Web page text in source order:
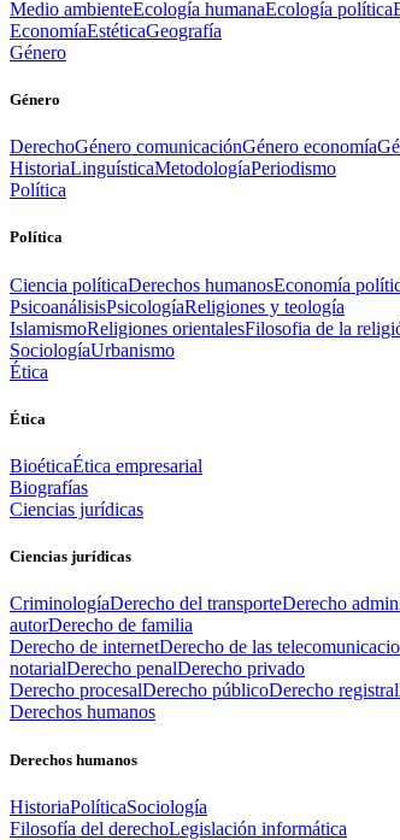
Medio ambienteEcología humanaEcología política
EconomíaEstéticaGeografía
Género
Género
DerechoGénero comunicaciónGénero economía
HistoriaLinguísticaMetodologíaPeriodismo
Política
Política
Ciencia políticaDerechos humanosEconomía
PsicoanálisisPsicologíaReligiones y teología
IslamismoReligiones orientalesFilosofia de la
SociologíaUrbanismo
Ética
Ética
BioéticaÉtica empresarial
Biografías
Ciencias jurídicas
Ciencias jurídicas
CriminologíaDerecho del transporteDerecho
autorDerecho de familia
Derecho de internetDerecho de las
notarialDerecho penalDerecho privado
Derecho procesalDerecho públicoDerecho registral
Derechos humanos
Derechos humanos
HistoriaPolíticaSociología
Filosofía del derechoLegislación informática